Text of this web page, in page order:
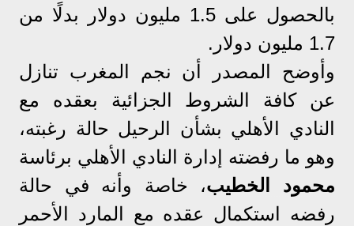
بالحصول على 1.5 مليون دولار بدلًا من
1.7 مليون دولار.
وأوضح المصدر أن نجم المغرب تنازل
عن كافة الشروط الجزائية بعقده مع
النادي الأهلي بشأن الرحيل حالة رغبته،
وهو ما رفضته إدارة النادي الأهلي برئاسة
محمود الخطيب، خاصة وأنه في حالة
رفضه استكمال عقده مع المارد الأحمر